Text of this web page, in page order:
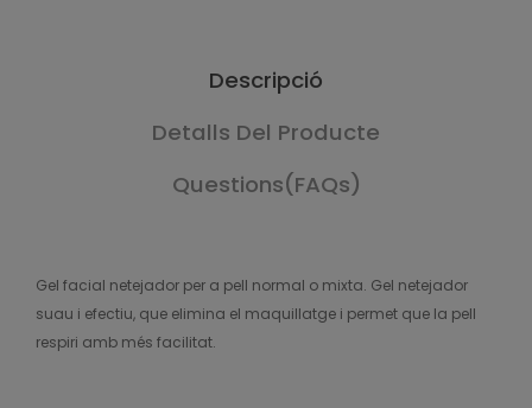
Descripció
Detalls Del Producte
Questions(FAQs)
Gel facial netejador per a pell normal o mixta. Gel netejador
suau i efectiu, que elimina el maquillatge i permet que la pell
respiri amb més facilitat.